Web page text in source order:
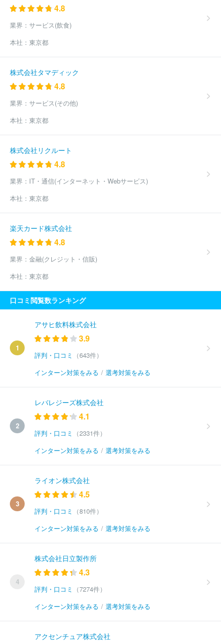
4.8
業界： サービス(飲食)
本社： 東京都
株式会社タマディック
4.8
業界： サービス(その他)
本社： 東京都
株式会社リクルート
4.8
業界： IT・通信(インターネット・Webサービス)
本社： 東京都
楽天カード株式会社
4.8
業界： 金融(クレジット・信販)
本社： 東京都
口コミ閲覧数ランキング
1
アサヒ飲料株式会社
3.9
評判・口コミ
（643件）
インターン対策をみる / 選考対策をみる
2
レバレジーズ株式会社
4.1
評判・口コミ
（2331件）
インターン対策をみる / 選考対策をみる
3
ライオン株式会社
4.5
評判・口コミ
（810件）
インターン対策をみる / 選考対策をみる
4
株式会社日立製作所
4.3
評判・口コミ
（7274件）
インターン対策をみる / 選考対策をみる
アクセンチュア株式会社